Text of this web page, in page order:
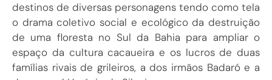
destinos de diversas personagens tendo como tela
o drama coletivo social e ecológico da destruição
de uma floresta no Sul da Bahia para ampliar o
espaço da cultura cacaueira e os lucros de duas
famílias rivais de grileiros, a dos irmãos Badaró e a